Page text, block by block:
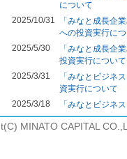
MINATO CAPITAL